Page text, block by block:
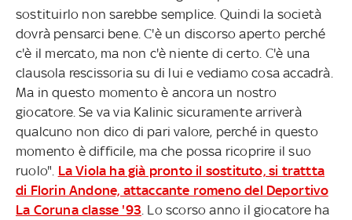
sostituirlo non sarebbe semplice. Quindi la società
dovrà pensarci bene. C'è un discorso aperto perché
c'è il mercato, ma non c'è niente di certo. C'è una
clausola rescissoria su di lui e vediamo cosa accadrà.
Ma in questo momento è ancora un nostro
giocatore. Se va via Kalinic sicuramente arriverà
qualcuno non dico di pari valore, perché in questo
momento è difficile, ma che possa ricoprire il suo
ruolo". La Viola ha già pronto il sostituto, si trattta
di Florin Andone, attaccante romeno del Deportivo
La Coruna classe '93 . Lo scorso anno il giocatore ha